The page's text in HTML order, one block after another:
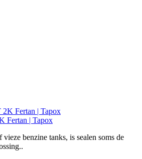
Fertan | Tapox
benzine tanks, is sealen soms de